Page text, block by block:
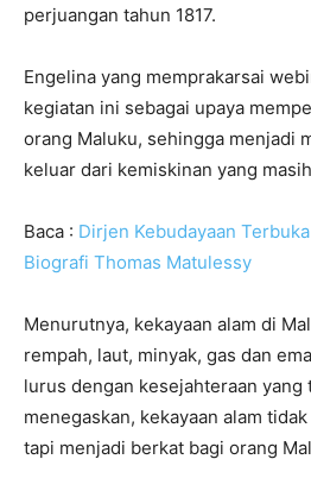
perjuangan tahun 1817.
Engelina yang memprakarsai
kegiatan ini sebagai upaya
orang Maluku, sehingga menjadi
keluar dari kemiskinan yang
Baca : Dirjen Kebudayaan
Biografi Thomas Matulessy
Menurutnya, kekayaan alam di
rempah, laut, minyak, gas dan
lurus dengan kesejahteraan yang
menegaskan, kekayaan alam
tapi menjadi berkat bagi orang